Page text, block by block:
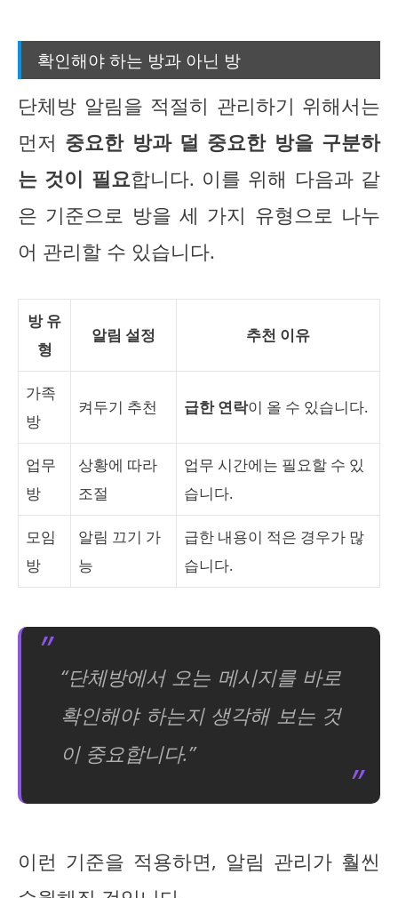
확인해야 하는 방과 아닌 방
단체방 알림을 적절히 관리하기 위해서는
먼저 중요한 방과 덜 중요한 방을 구분하
는 것이 필요합니다. 이를 위해 다음과 같
은 기준으로 방을 세 가지 유형으로 나누
어 관리할 수 있습니다.
방 유
형
알림 설정 추천 이유
가족
방
켜두기 추천 급한 연락이 올 수 있습니다.
업무
방
상황에 따라
조절
업무 시간에는 필요할 수 있
습니다.
모임
방
알림 끄기 가
능
급한 내용이 적은 경우가 많
습니다.
“단체방에서 오는 메시지를 바로
확인해야 하는지 생각해 보는 것
이 중요합니다.”
이런 기준을 적용하면, 알림 관리가 훨씬